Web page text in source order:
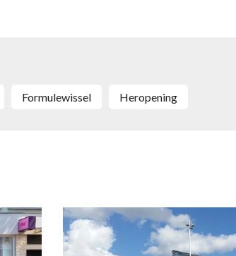
formulewissel heropening